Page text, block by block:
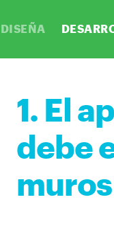
DISEÑA
1. El
debe